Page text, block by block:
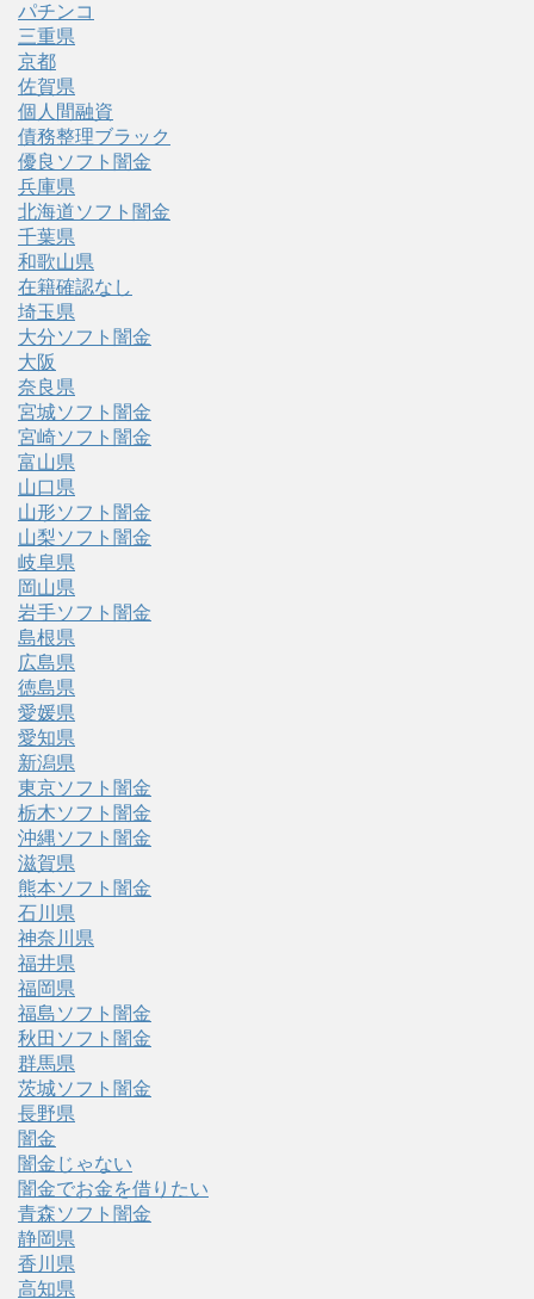
パチンコ
三重県
京都
佐賀県
個人間融資
債務整理ブラック
優良ソフト闇金
兵庫県
北海道ソフト闇金
千葉県
和歌山県
在籍確認なし
埼玉県
大分ソフト闇金
大阪
奈良県
宮城ソフト闇金
宮崎ソフト闇金
富山県
山口県
山形ソフト闇金
山梨ソフト闇金
岐阜県
岡山県
岩手ソフト闇金
島根県
広島県
徳島県
愛媛県
愛知県
新潟県
東京ソフト闇金
栃木ソフト闇金
沖縄ソフト闇金
滋賀県
熊本ソフト闇金
石川県
神奈川県
福井県
福岡県
福島ソフト闇金
秋田ソフト闇金
群馬県
茨城ソフト闇金
長野県
闇金
闇金じゃない
闇金でお金を借りたい
青森ソフト闇金
静岡県
香川県
高知県